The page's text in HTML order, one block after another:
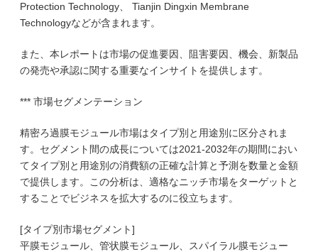
Protection Technology、 Tianjin Dingxin Membrane
Technologyなどが含まれます。
また、本レポートは市場の促進要因、阻害要因、機会、新製品
の発売や承認に関する重要なインサイトを提供します。
*** 市場セグメンテーション
精密ろ過膜モジュール市場はタイプ別と用途別に区分されま
す。セグメント間の成長については2021-2032年の期間におい
てタイプ別と用途別の消費額の正確な計算と予測を数量と金額
で提供します。この分析は、適格なニッチ市場をターゲットと
することでビジネスを拡大するのに役立ちます。
[タイプ別市場セグメント]
平膜モジュール、管状膜モジュール、スパイラル膜モジュー